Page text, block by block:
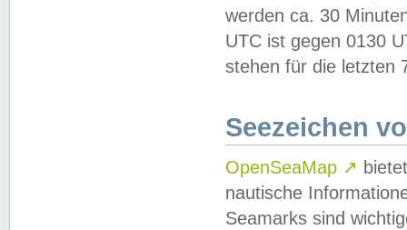
werden ca. 30
UTC ist gegen 0130
stehen für die letzten
Seezeichen
OpenSeaMap ↗
nautische
Seamarks sind